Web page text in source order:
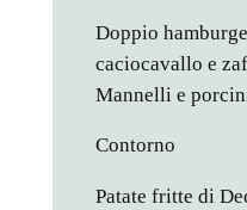
Doppio
caciocavallo e
Mannelli e
Contorno
Patate fritte di